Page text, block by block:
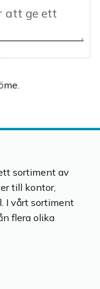
sortiment av
till kontor,
I vårt sortiment
flera olika